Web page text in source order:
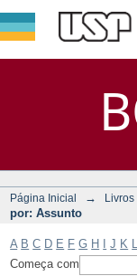
Página Inicial → Livros
por: Assunto
A B C D E F G H J K
Começa com